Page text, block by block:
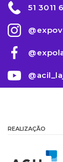
51 3011
REALIZAÇÃO